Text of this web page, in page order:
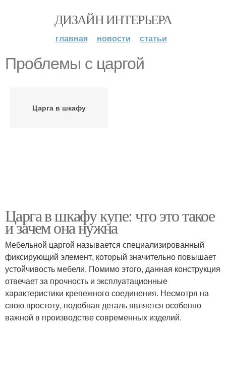
ДИЗАЙН ИНТЕРЬЕРА
главная новости статьи
Проблемы с царгой
Царга в шкафу
Царга в шкафу купе: что это такое
и зачем она нужна
Мебельной царгой называется специализированный
фиксирующий элемент, который значительно повышает
устойчивость мебели. Помимо этого, данная конструкция
отвечает за прочность и эксплуатационные
характеристики крепежного соединения. Несмотря на
свою простоту, подобная деталь является особенно
важной в производстве современных изделий.